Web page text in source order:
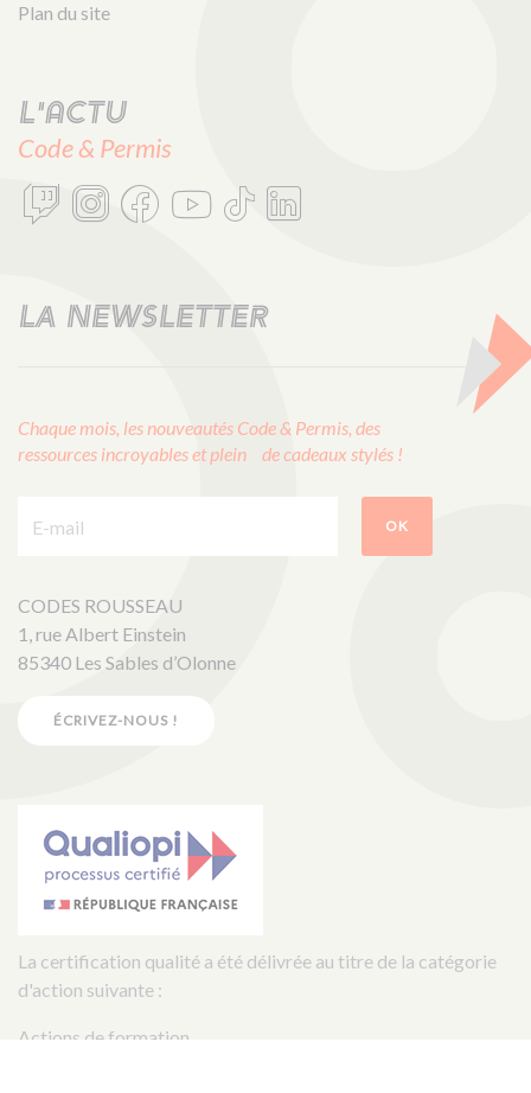
Plan du site
L'actu
Code & Permis
LA NEWSLETTER
Chaque mois, les nouveautés Code & Permis, des
ressources incroyables et plein de cadeaux stylés !
OK
CODES ROUSSEAU
1, rue Albert Einstein
85340 Les Sables d’Olonne
ÉCRIVEZ-NOUS !
La certification qualité a été délivrée au titre de la catégorie
d'action suivante :
Actions de formation